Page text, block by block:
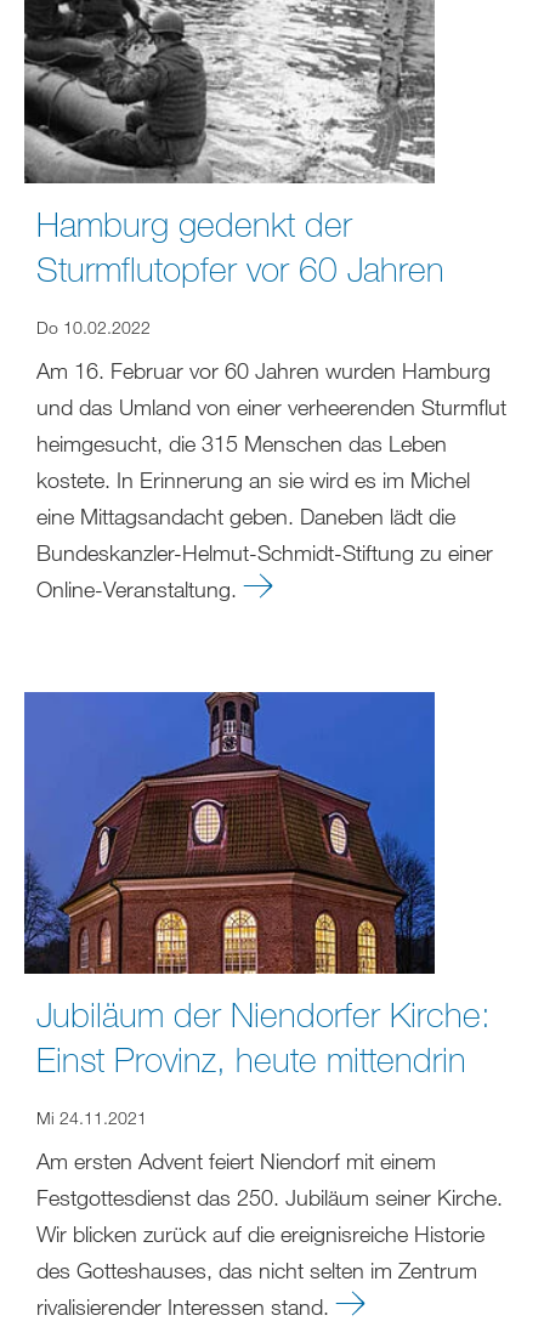
Hamburg gedenkt der
Sturmflutopfer vor 60 Jahren
Do 10.02.2022
Am 16. Februar vor 60 Jahren wurden Hamburg
und das Umland von einer verheerenden Sturmflut
heimgesucht, die 315 Menschen das Leben
kostete. In Erinnerung an sie wird es im Michel
eine Mittagsandacht geben. Daneben lädt die
Bundeskanzler-Helmut-Schmidt-Stiftung zu einer
Online-Veranstaltung.
Jubiläum der Niendorfer Kirche:
Einst Provinz, heute mittendrin
Mi 24.11.2021
Am ersten Advent feiert Niendorf mit einem
Festgottesdienst das 250. Jubiläum seiner Kirche.
Wir blicken zurück auf die ereignisreiche Historie
des Gotteshauses, das nicht selten im Zentrum
rivalisierender Interessen stand.